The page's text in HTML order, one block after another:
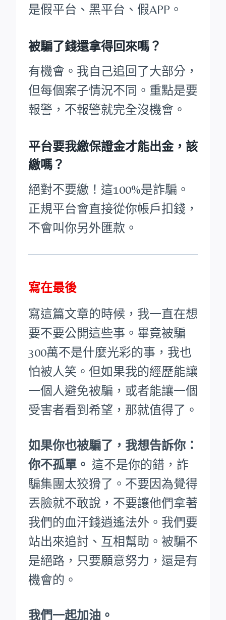
是假平台、黑平台、假APP。
被騙了錢還拿得回來嗎？
有機會。我自己追回了大部分，
但每個案子情況不同。重點是要
報警，不報警就完全沒機會。
平台要我繳保證金才能出金，該
繳嗎？
絕對不要繳！這100%是詐騙。
正規平台會直接從你帳戶扣錢，
不會叫你另外匯款。
寫在最後
寫這篇文章的時候，我一直在想
要不要公開這些事。畢竟被騙
300萬不是什麼光彩的事，我也
怕被人笑。 但如果我的經歷能讓
一個人避免被騙，或者能讓一個
受害者看到希望，那就值得了。
如果你也被騙了，我想告訴你：
你不孤單。 這不是你的錯，詐
騙集團太狡猾了。不要因為覺得
丟臉就不敢說，不要讓他們拿著
我們的血汗錢逍遙法外。 我們要
站出來追討、互相幫助。被騙不
是絕路，只要願意努力，還是有
機會的。
我們一起加油。